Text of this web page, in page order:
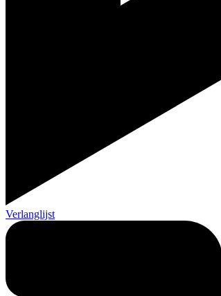
Verlanglijst